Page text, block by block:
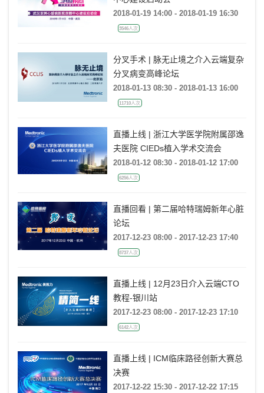
2018-01-19 14:00 - 2018-01-19 16:30
3546人次
分叉手术 | 脉无止境之介入云端复杂
分叉病变高峰论坛
2018-01-13 08:30 - 2018-01-13 16:00
11710人次
直播上线 | 浙江大学医学院附属邵逸
夫医院 CIEDs植入学术交流会
2018-01-12 08:30 - 2018-01-12 17:00
6256人次
直播回看 | 第二届哈特瑞姆新年心脏
论坛
2017-12-23 08:00 - 2017-12-23 17:40
8737人次
直播上线 | 12月23日介入云端CTO
教程-银川站
2017-12-23 08:00 - 2017-12-23 17:10
6142人次
直播上线 | ICM临床路径创新大赛总
决赛
2017-12-22 15:30 - 2017-12-22 17:15